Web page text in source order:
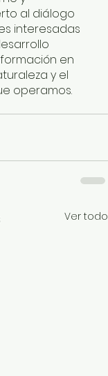
al diálogo
interesadas
en
y el
operamos.
Ver todo